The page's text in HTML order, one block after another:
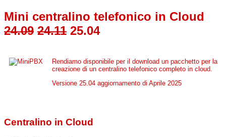
Mini centralino telefonico in Cloud
24.09 24.11 25.04
Rendiamo disponibile per il download un pacchetto per la
creazione di un centralino telefonico completo in cloud.
Versione 25.04 aggiornamento di Aprile 2025
Centralino in Cloud